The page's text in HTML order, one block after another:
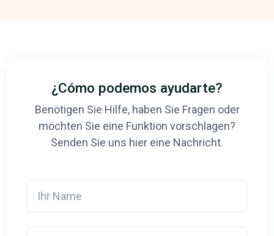
¿Cómo podemos ayudarte?
Benötigen Sie Hilfe, haben Sie Fragen oder
möchten Sie eine Funktion vorschlagen?
Senden Sie uns hier eine Nachricht.